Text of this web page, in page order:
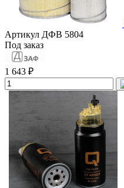
Артикул ДФВ 5804
Под заказ
1 643 ₽